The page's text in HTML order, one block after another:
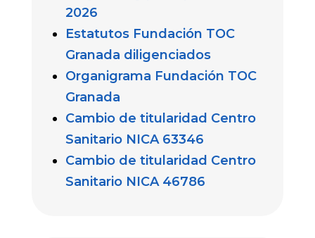
2026
Estatutos Fundación TOC
Granada diligenciados
Organigrama Fundación TOC
Granada
Cambio de titularidad Centro
Sanitario NICA 63346
Cambio de titularidad Centro
Sanitario NICA 46786